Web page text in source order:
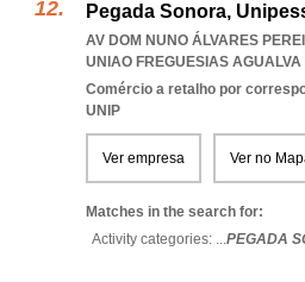
Pegada Sonora,
AV DOM NUNO ÁLVARES
UNIAO FREGUESIAS
Comércio a retalho por
UNIP
Ver empresa Ver no
Matches in the search for:
Activity categories: ...PEGADA